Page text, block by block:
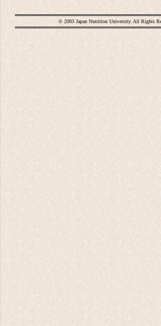
© 2003 Japan Nutrition University. All Rights